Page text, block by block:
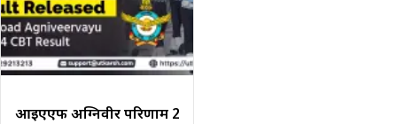
आईएएफ अग्निवीर परिणाम 2023 जारी - अग्निवीरवायु 01/2024